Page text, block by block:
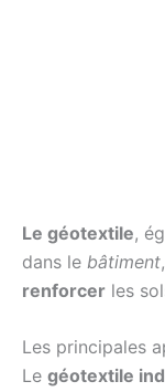
Le géotextile,
dans le bâtiment
renforcer les
Les principales
Le géotextile